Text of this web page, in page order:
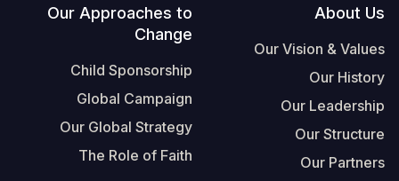
Footer
About Us
Our Vision & Values
Our History
Our Leadership
Our Structure
Our Partners
Our Approaches to
Change
Child Sponsorship
Global Campaign
Our Global Strategy
The Role of Faith